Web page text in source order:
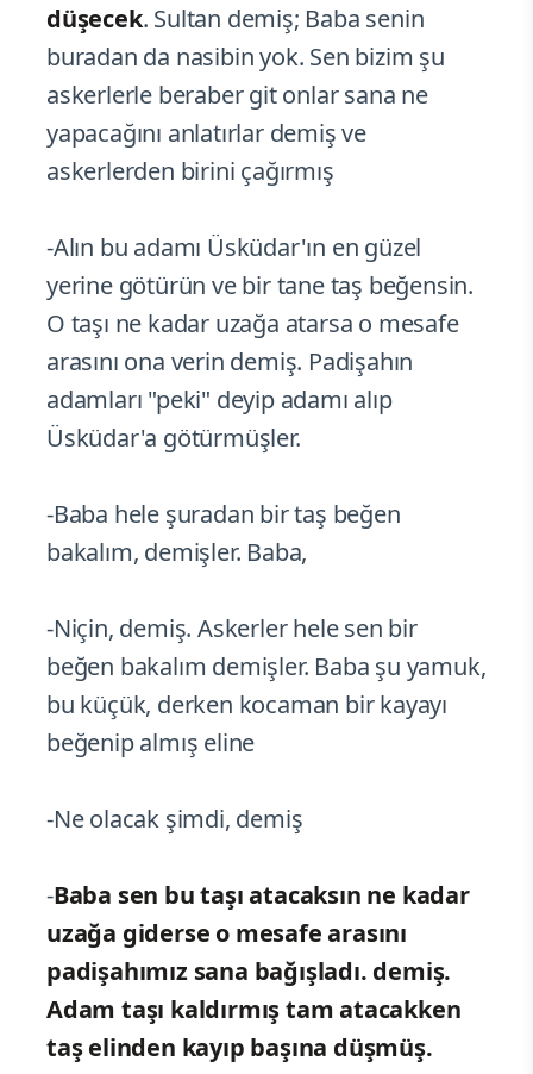
düşecek. Sultan demiş; Baba senin
buradan da nasibin yok. Sen bizim şu
askerlerle beraber git onlar sana ne
yapacağını anlatırlar demiş ve
askerlerden birini çağırmış
-Alın bu adamı Üsküdar'ın en güzel
yerine götürün ve bir tane taş beğensin.
O taşı ne kadar uzağa atarsa o mesafe
arasını ona verin demiş. Padişahın
adamları "peki" deyip adamı alıp
Üsküdar'a götürmüşler.
-Baba hele şuradan bir taş beğen
bakalım, demişler. Baba,
-Niçin, demiş. Askerler hele sen bir
beğen bakalım demişler. Baba şu yamuk,
bu küçük, derken kocaman bir kayayı
beğenip almış eline
-Ne olacak şimdi, demiş
-Baba sen bu taşı atacaksın ne kadar
uzağa giderse o mesafe arasını
padişahımız sana bağışladı. demiş.
Adam taşı kaldırmış tam atacakken
taş elinden kayıp başına düşmüş.